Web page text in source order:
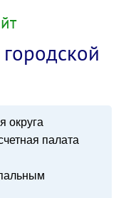
округа
палата